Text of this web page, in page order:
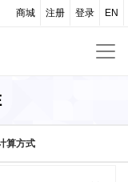
EN
登录
注册
商城
算方式